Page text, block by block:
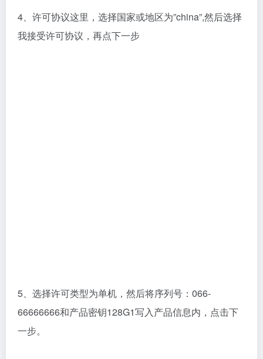
4、许可协议这里，选择国家或地区为”china”,然后选择
我接受许可协议，再点下一步
5、选择许可类型为单机，然后将序列号：066-
66666666和产品密钥128G1写入产品信息内，点击下
一步。